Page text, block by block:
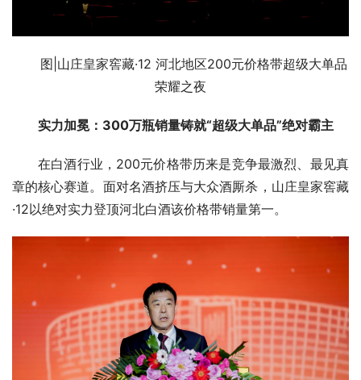
图|山庄皇家窖藏·12 河北地区200元价格带超级大单品
荣耀之夜
实力加冕：300万瓶销量铸就“超级大单品”绝对霸主
在白酒行业，200元价格带历来是竞争最激烈、最见真
章的核心赛道。面对名酒挤压与大众酒厮杀，山庄皇家窖藏
·12以绝对实力登顶河北白酒该价格带销量第一。